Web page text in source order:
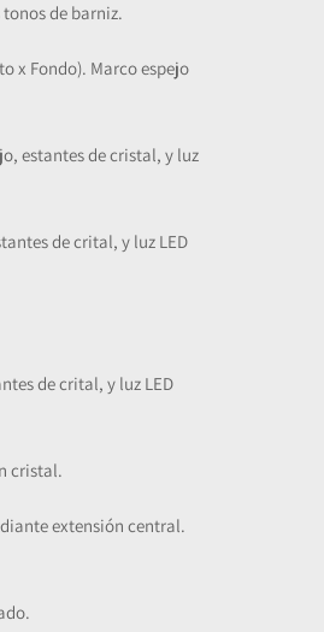
de barniz.
x Fondo). Marco espejo
estantes de cristal, y luz
de crital, y luz LED
de crital, y luz LED
cristal.
extensión central.